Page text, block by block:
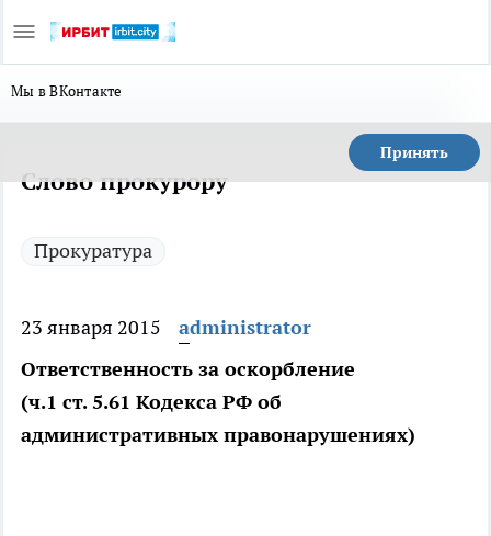
Мы в ВКонтакте
Принять
Слово прокурору
Прокуратура
23 января 2015
administrator
Ответственность за оскорбление
(ч.1 ст. 5.61 Кодекса РФ об
административных правонарушениях)